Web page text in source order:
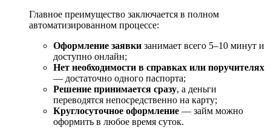
Главное преимущество заключается в полном
автоматизированном процессе:
Оформление заявки занимает всего 5–10 минут и
доступно онлайн;
Нет необходимости в справках или поручителях
— достаточно одного паспорта;
Решение принимается сразу, а деньги
переводятся непосредственно на карту;
Круглосуточное оформление — займ можно
оформить в любое время суток.